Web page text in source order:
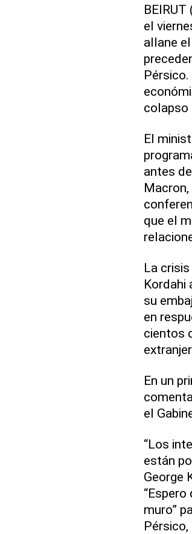
el
allane
colapso
El
antes
Macron,
que el
La
Kordahi
su
en
cientos
En un
el
“Los
están
George
muro”
Pérsico,